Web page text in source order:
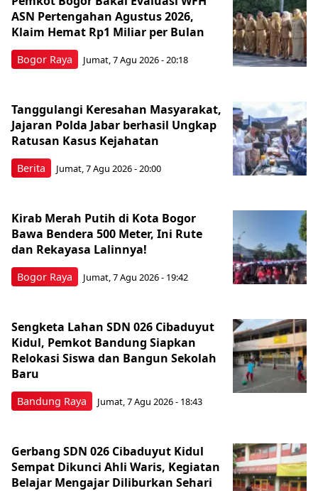
Bogor Raya
ASN Pertengahan Agustus 2026,
Klaim Hemat Rp1 Miliar per Bulan
Jumat, 7 Agu 2026 - 20:18
Berita
Tanggulangi Keresahan Masyarakat,
Jajaran Polda Jabar berhasil Ungkap
Ratusan Kasus Kejahatan
Jumat, 7 Agu 2026 - 20:00
Bogor Raya
Kirab Merah Putih di Kota Bogor
Bawa Bendera 500 Meter, Ini Rute
dan Rekayasa Lalinnya!
Jumat, 7 Agu 2026 - 19:42
Bandung Raya
Sengketa Lahan SDN 026 Cibaduyut
Kidul, Pemkot Bandung Siapkan
Relokasi Siswa dan Bangun Sekolah
Baru
Jumat, 7 Agu 2026 - 18:43
Gerbang SDN 026 Cibaduyut Kidul
Sempat Dikunci Ahli Waris, Kegiatan
Belajar Mengajar Diliburkan Sehari